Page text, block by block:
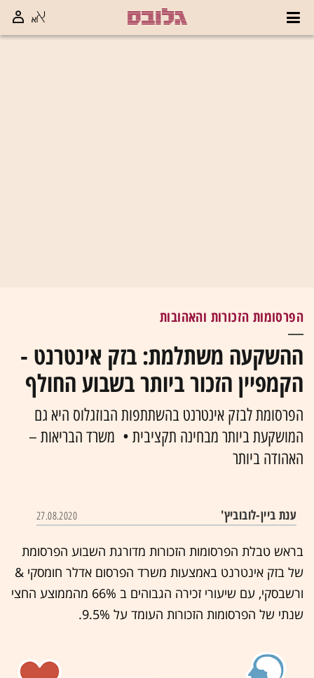
הפרסומות הזכורות והאהובות
ההשקעה משתלמת: בזק אינטרנט -
הקמפיין הזכור ביותר בשבוע החולף
הפרסומת לבזק אינטרנט בהשתתפות הבוזגלוס היא גם
המושקעת ביותר מבחינה תקציבית • משרד הבריאות –
האהודה ביותר
ענת ביין-לובוביץ' 27.08.2020
בראש טבלת הפרסומות הזכורות מדורגת השבוע הפרסומת
של בזק אינטרנט באמצעות משרד הפרסום אדלר חומסקי &
ורשבסקי, עם שיעורי זכירה הגבוהים ב 66% מהממוצע החצי
שנתי של הפרסומות הזכורות העומד על 9.5%.